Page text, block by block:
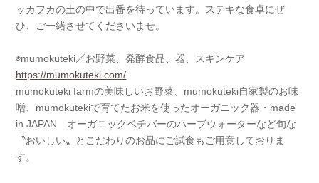
ッカフカの土の中で出番を待っています。ステキな食卓にぜ
ひ、ご一緒させてくださいませ。
◉mumokuteki／お野菜、発酵食品、器、スキンケア
https://mumokuteki.com/
mumokuteki farmの美味しいお野菜、mumokuteki自家製のお味
噌、mumokutekiで育てたお米を使ったオーガニック器・made
in JAPAN オーガニックベチバーのハーブウォーターなど旬な
〝おいしい〟とこだわりのお品にご試食もご用意しておりま
す。